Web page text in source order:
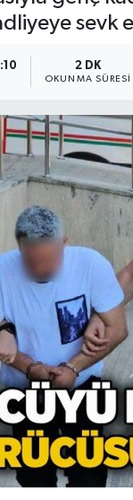
sevk
2 DK
OKUNMA SÜRESI